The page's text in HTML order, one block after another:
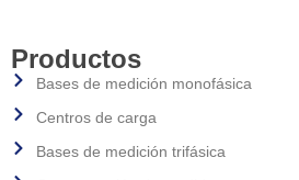
Productos
Bases de medición monofásica
Centros de carga
Bases de medición trifásica